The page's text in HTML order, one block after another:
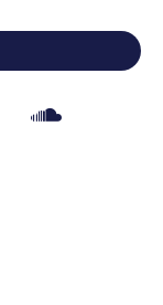
France
Cybèle !
de Cybèle.